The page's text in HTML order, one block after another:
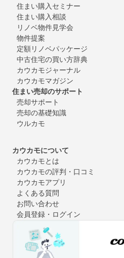
住まい購入セミナー
住まい購入相談
リノベ物件見学会
物件提案
定額リノベパッケージ
中古住宅の買い方辞典
カウカモジャーナル
カウカモマガジン
住まい売却のサポート
売却サポート
売却の基礎知識
ウルカモ
カウカモについて
カウカモとは
カウカモの評判・口コミ
カウカモアプリ
よくある質問
お問い合わせ
会員登録・ログイン